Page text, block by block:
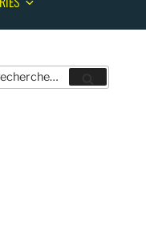
Recherche